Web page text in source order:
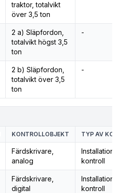
traktor, totalvikt
över 3,5 ton
2 a) Släpfordon,
totalvikt högst 3,5
ton
-
2 b) Släpfordon,
totalvikt över 3,5
ton
-
KONTROLLOBJEKT TYP AV
Färdskrivare,
analog
kontroll
Färdskrivare,
digital
kontroll